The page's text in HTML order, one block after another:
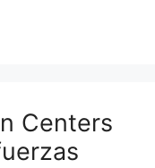
Centers